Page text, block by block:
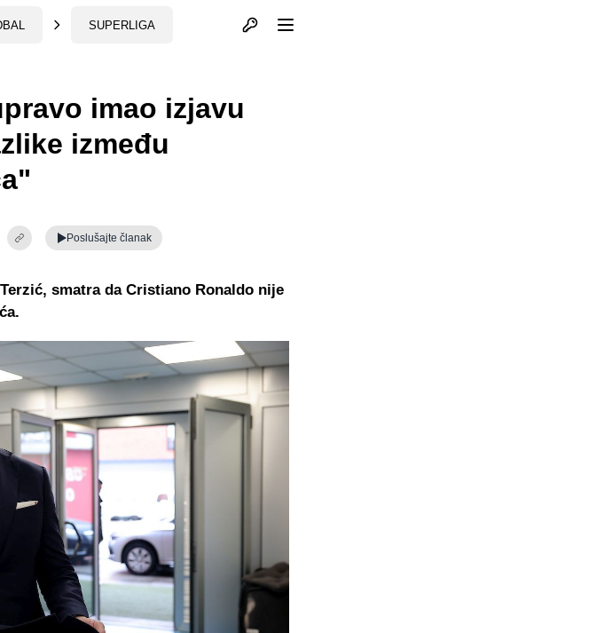
SUPERLIGA Otvori profil
imao izjavu
između
Poslušajte članak
smatra da Cristiano Ronaldo nije